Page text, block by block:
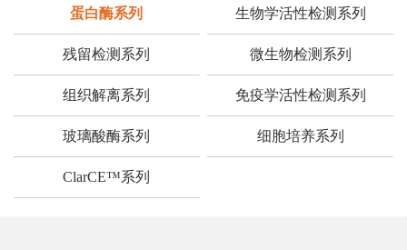
蛋白酶系列 生物学活性检测系列
残留检测系列 微生物检测系列
组织解离系列 免疫学活性检测系列
玻璃酸酶系列 细胞培养系列
ClarCE™系列